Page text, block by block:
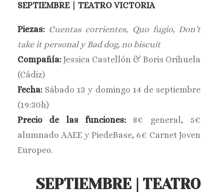
SEPTIEMBRE | TEATRO VICTORIA
Piezas: Cuentas corrientes, Quo fugio, Don’t
take it personal y Bad dog, no biscuit
Compañía: Jessica Castellón & Boris Orihuela
(Cádiz)
Fecha: Sábado 13 y domingo 14 de septiembre
(19:30h)
Precio de las funciones: 8€ general, 5€
alumnado AAEE y PiedeBase, 6€ Carnet Joven
Europeo.
SEPTIEMBRE | TEATRO